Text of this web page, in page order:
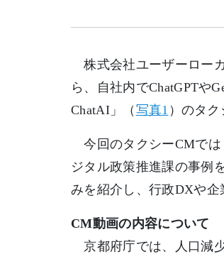
株式会社ユーザーロー
ら、自社内でChatGPTや
ChatAI」（ 写真1 ）のタク
今回のタクシーCMでは
ジタル政策推進課の事例
みを紹介し、行政DXや企
CM動画の内容について
京都府庁では、人口減